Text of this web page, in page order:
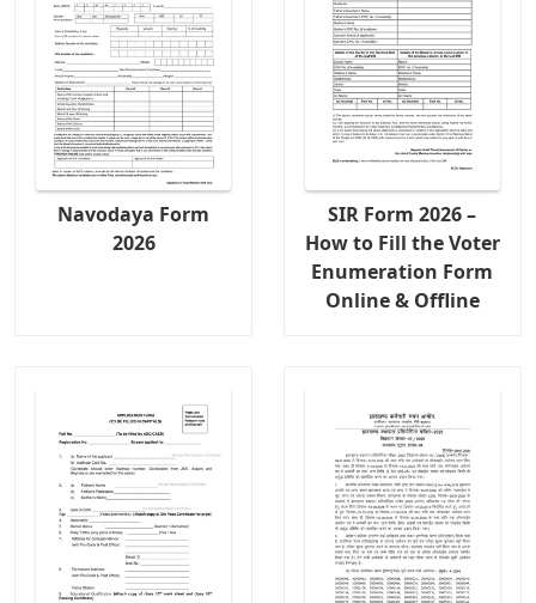
Navodaya Form
2026
SIR Form 2026 –
How to Fill the Voter
Enumeration Form
Online & Offline